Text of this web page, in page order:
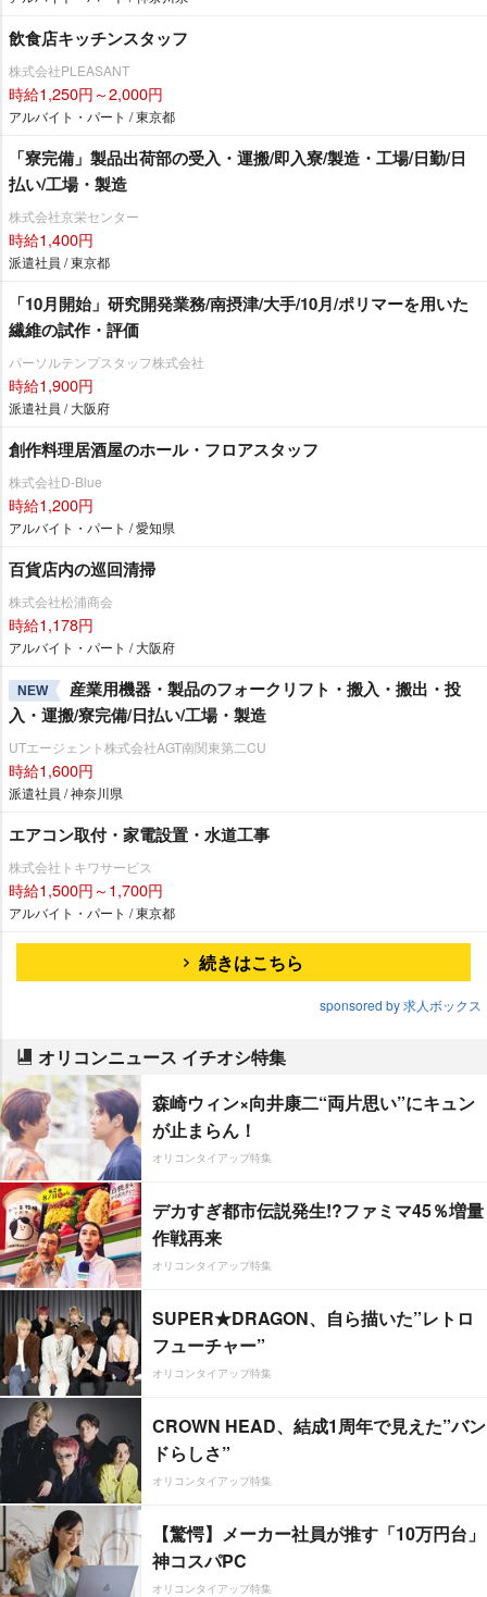
飲食店キッチンスタッフ
株式会社PLEASANT
時給1,250円～2,000円
アルバイト・パート / 東京都
「寮完備」製品出荷部の受入・運搬/即入寮/製造・工場/日勤/日
払い/工場・製造
株式会社京栄センター
時給1,400円
派遣社員 / 東京都
「10月開始」研究開発業務/南摂津/大手/10月/ポリマーを用いた
繊維の試作・評価
パーソルテンプスタッフ株式会社
時給1,900円
派遣社員 / 大阪府
創作料理居酒屋のホール・フロアスタッフ
株式会社D-Blue
時給1,200円
アルバイト・パート / 愛知県
百貨店内の巡回清掃
株式会社松浦商会
時給1,178円
アルバイト・パート / 大阪府
NEW
産業用機器・製品のフォークリフト・搬入・搬出・投
入・運搬/寮完備/日払い/工場・製造
UTエージェント株式会社AGT南関東第二CU
時給1,600円
派遣社員 / 神奈川県
エアコン取付・家電設置・水道工事
株式会社トキワサービス
時給1,500円～1,700円
アルバイト・パート / 東京都
続きはこちら
sponsored by 求人ボックス
オリコンニュース イチオシ特集
森崎ウィン×向井康二“両片思い”にキュン
が止まらん！
オリコンタイアップ特集
デカすぎ都市伝説発生!?ファミマ45％増量
作戦再来
オリコンタイアップ特集
SUPER★DRAGON、自ら描いた”レトロ
フューチャー”
オリコンタイアップ特集
CROWN HEAD、結成1周年で見えた”バン
ドらしさ”
オリコンタイアップ特集
【驚愕】メーカー社員が推す「10万円台」
神コスパPC
オリコンタイアップ特集